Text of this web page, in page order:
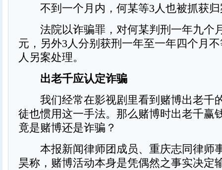
不到一个月内，何某等3人也被抓获归
法院以诈骗罪，对何某判刑一年九个
元，另外3人分别获刑一年至一年四个月
人另案处理。
出老千应认定诈骗
我们经常在影视剧里看到赌博出老千
徒也惯用这一手法。那么赌博时出老千赢
竟是赌博还是诈骗？
本报新闻律师团成员、重庆志同律师
昊称，赌博活动本身是凭偶然之事实决定